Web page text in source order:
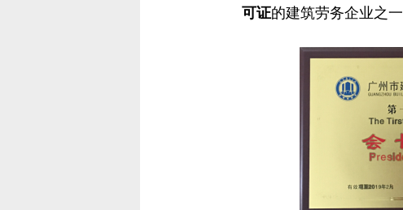
可证的建筑劳务企业之一